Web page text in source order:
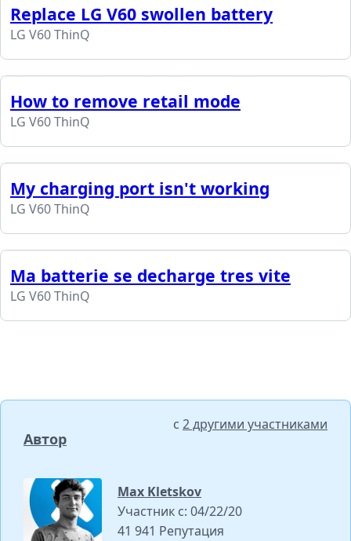
Replace LG V60 swollen battery
LG V60 ThinQ
How to remove retail mode
LG V60 ThinQ
My charging port isn't working
LG V60 ThinQ
Ma batterie se decharge tres vite
LG V60 ThinQ
Автор
с 2 другими участниками
Max Kletskov
Участник с: 04/22/20
41 941 Репутация